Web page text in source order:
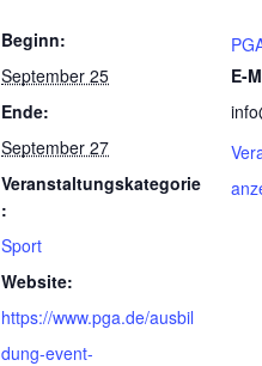
Beginn:
September 25
Ende:
September 27
Veranstaltungskategorie
:
Sport
Website:
https://www.pga.de/ausbil
dung-event-
E-